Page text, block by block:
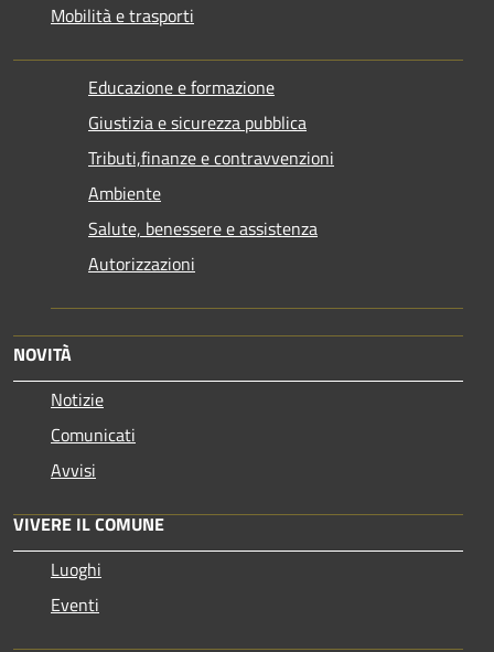
Mobilità e trasporti
Educazione e formazione
Giustizia e sicurezza pubblica
Tributi,finanze e contravvenzioni
Ambiente
Salute, benessere e assistenza
Autorizzazioni
NOVITÀ
Notizie
Comunicati
Avvisi
VIVERE IL COMUNE
Luoghi
Eventi